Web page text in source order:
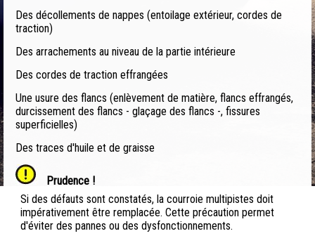
Des décollements de nappes (entoilage extérieur, cordes de
traction)
Des arrachements au niveau de la partie intérieure
Des cordes de traction effrangées
Une usure des flancs (enlèvement de matière, flancs effrangés,
durcissement des flancs - glaçage des flancs -, fissures
superficielles)
Des traces d'huile et de graisse
Prudence !
Si des défauts sont constatés, la courroie multipistes doit
impérativement être remplacée. Cette précaution permet
d'éviter des pannes ou des dysfonctionnements.